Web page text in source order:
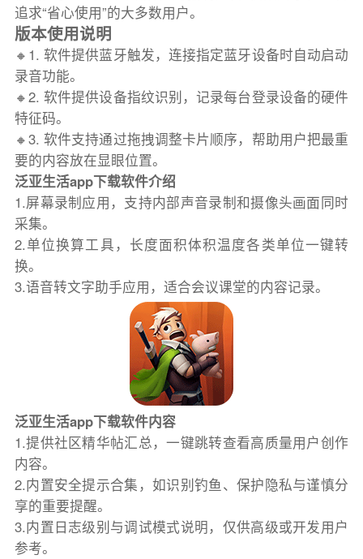
追求“省心使用”的大多数用户。
版本使用说明
🔸1. 软件提供蓝牙触发，连接指定蓝牙设备时自动启动
录音功能。
🔸2. 软件提供设备指纹识别，记录每台登录设备的硬件
特征码。
🔸3. 软件支持通过拖拽调整卡片顺序，帮助用户把最重
要的内容放在显眼位置。
泛亚生活app下载软件介绍
1.屏幕录制应用，支持内部声音录制和摄像头画面同时
采集。
2.单位换算工具，长度面积体积温度各类单位一键转
换。
3.语音转文字助手应用，适合会议课堂的内容记录。
泛亚生活app下载软件内容
1.提供社区精华帖汇总，一键跳转查看高质量用户创作
内容。
2.内置安全提示合集，如识别钓鱼、保护隐私与谨慎分
享的重要提醒。
3.内置日志级别与调试模式说明，仅供高级或开发用户
参考。